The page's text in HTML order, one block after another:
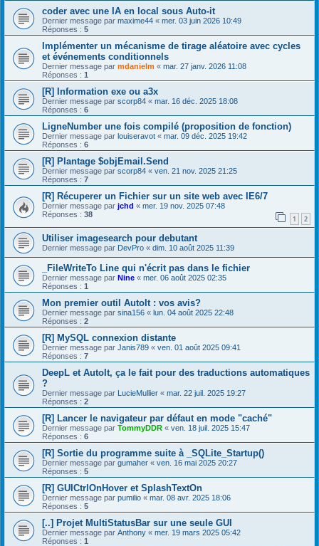
coder avec une IA en local sous Auto-it
Dernier message par maxime44 « mer. 03 juin 2026 10:49
Réponses : 5
Implémenter un mécanisme de tirage aléatoire avec cycles
et événements conditionnels
Dernier message par mdanielm « mar. 27 janv. 2026 11:08
Réponses : 1
[R] Information exe ou a3x
Dernier message par scorp84 « mar. 16 déc. 2025 18:08
Réponses : 6
LigneNumber une fois compilé (proposition de fonction)
Dernier message par louiseravot « mar. 09 déc. 2025 19:42
Réponses : 6
[R] Plantage $objEmail.Send
Dernier message par scorp84 « ven. 21 nov. 2025 21:25
Réponses : 7
[R] Récuperer un Fichier sur un site web avec IE6/7
Dernier message par jchd « mer. 19 nov. 2025 07:48
Réponses : 38 1 2
Utiliser imagesearch pour debutant
Dernier message par DevPro « dim. 10 août 2025 11:39
_FileWriteTo Line qui n'écrit pas dans le fichier
Dernier message par Nine « mer. 06 août 2025 02:35
Réponses : 1
Mon premier outil AutoIt : vos avis?
Dernier message par sina156 « lun. 04 août 2025 22:48
Réponses : 2
[R] MySQL connexion distante
Dernier message par Janis789 « ven. 01 août 2025 09:41
Réponses : 7
DeepL et AutoIt, ça le fait pour des traductions automatiques
?
Dernier message par LucieMullier « mar. 22 juil. 2025 19:27
Réponses : 2
[R] Lancer le navigateur par défaut en mode "caché"
Dernier message par TommyDDR « ven. 18 juil. 2025 15:47
Réponses : 6
[R] Sortie du programme suite à _SQLite_Startup()
Dernier message par gumaher « ven. 16 mai 2025 20:27
Réponses : 5
[R] GUICtrlOnHover et SplashTextOn
Dernier message par pumilio « mar. 08 avr. 2025 18:06
Réponses : 5
[..] Projet MultiStatusBar sur une seule GUI
Dernier message par Anthony « mer. 19 mars 2025 05:42
Réponses : 1